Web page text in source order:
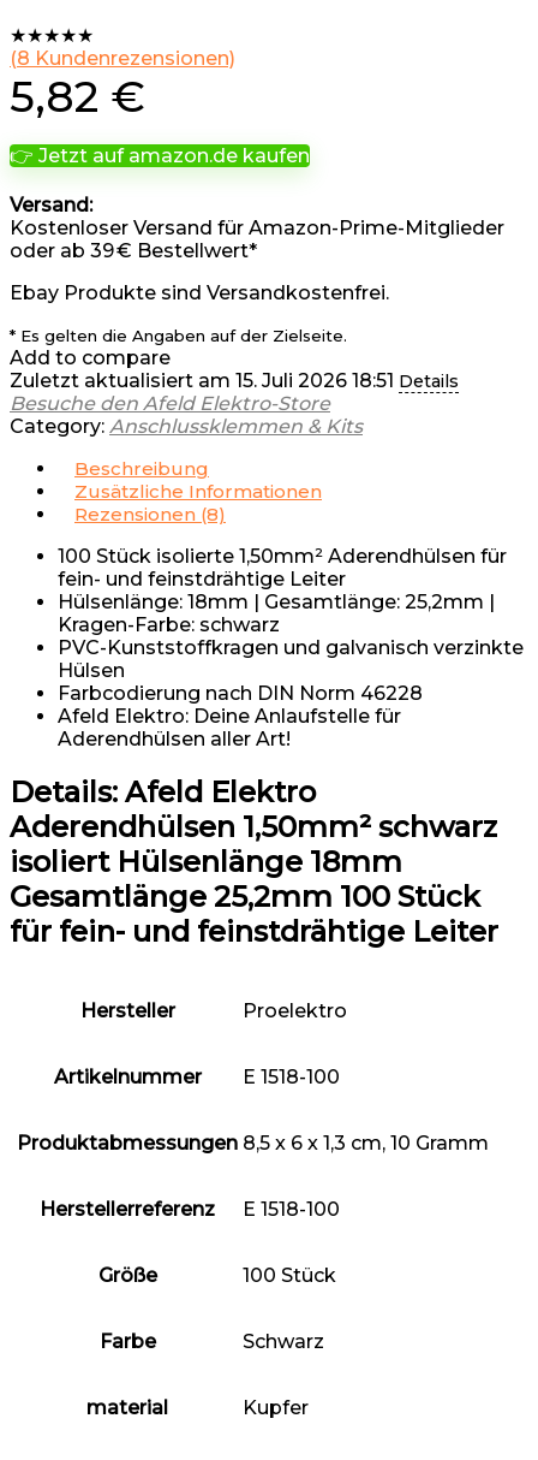
★★★★★
(8 Kundenrezensionen)
5,82 €
👉 Jetzt auf amazon.de kaufen
Versand:
Kostenloser Versand für Amazon-Prime-Mitglieder
oder ab 39 € Bestellwert*
Ebay Produkte sind Versandkostenfrei.
* Es gelten die Angaben auf der Zielseite.
Add to compare
Zuletzt aktualisiert am 15. Juli 2026 18:51 Details
Besuche den Afeld Elektro-Store
Category: Anschlussklemmen & Kits
Beschreibung
Zusätzliche Informationen
Rezensionen (8)
100 Stück isolierte 1,50mm² Aderendhülsen für
fein- und feinstdrähtige Leiter
Hülsenlänge: 18mm | Gesamtlänge: 25,2mm |
Kragen-Farbe: schwarz
PVC-Kunststoffkragen und galvanisch verzinkte
Hülsen
Farbcodierung nach DIN Norm 46228
Afeld Elektro: Deine Anlaufstelle für
Aderendhülsen aller Art!
Details: Afeld Elektro
Aderendhülsen 1,50mm² schwarz
isoliert Hülsenlänge 18mm
Gesamtlänge 25,2mm 100 Stück
für fein- und feinstdrähtige Leiter
Hersteller ‎Proelektro
Artikelnummer ‎E 1518-100
Produktabmessungen ‎8,5 x 6 x 1,3 cm, 10 Gramm
Herstellerreferenz ‎E 1518-100
Größe ‎100 Stück
Farbe ‎Schwarz
material Kupfer